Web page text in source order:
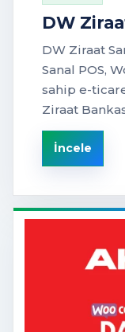
DW
DW Ziraat
Sanal POS,
sahip e-
Ziraat
İncele